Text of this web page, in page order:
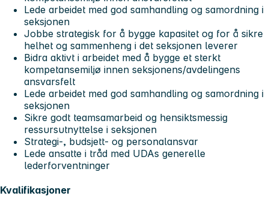
Lede arbeidet med god samhandling og samordning i
seksjonen
Jobbe strategisk for å bygge kapasitet og for å sikre
helhet og sammenheng i det seksjonen leverer
Bidra aktivt i arbeidet med å bygge et sterkt
kompetansemiljø innen seksjonens/avdelingens
ansvarsfelt
Lede arbeidet med god samhandling og samordning i
seksjonen
Sikre godt teamsamarbeid og hensiktsmessig
ressursutnyttelse i seksjonen
Strategi-, budsjett- og personalansvar
Lede ansatte i tråd med UDAs generelle
lederforventninger
Kvalifikasjoner